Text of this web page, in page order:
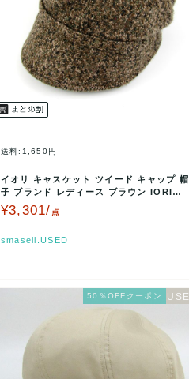
送料:1,650円
イオリ キャスケット ツイード キャップ 帽
子 ブランド レディース ブラウン IORI
【中古】
¥3,301/ 点
smasell.USED
50％OFFクーポン